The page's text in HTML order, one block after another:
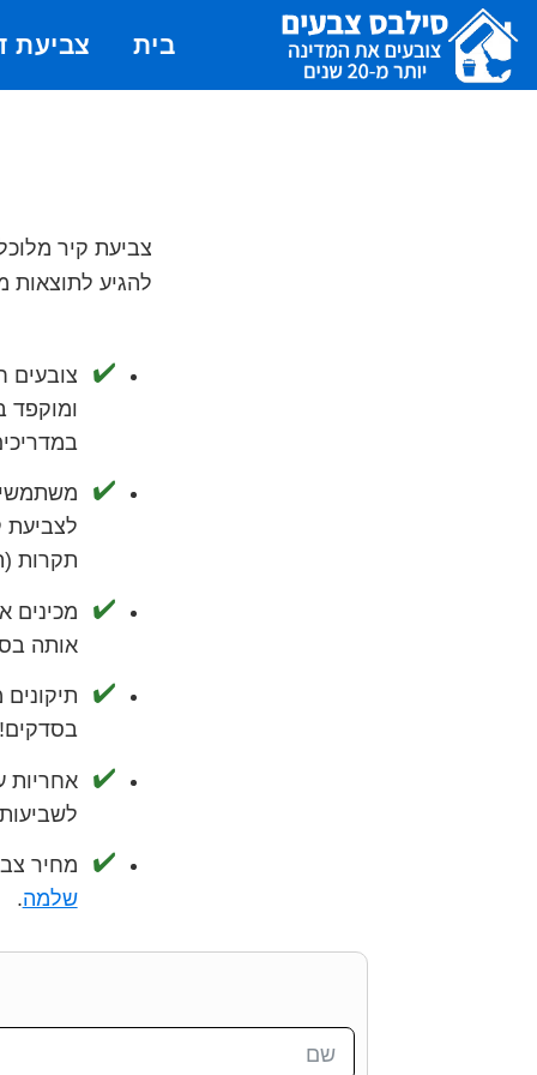
Skip
primary
Skip
main
Skip
footer
סילבס
בית צביעת
צביעת קיר
להגיע לתוצאות
צובעים
ומוקפד
לצביעת
תקרות
מכינים
אותה
בסדקים!
אחריות
מחיר
שלמה.